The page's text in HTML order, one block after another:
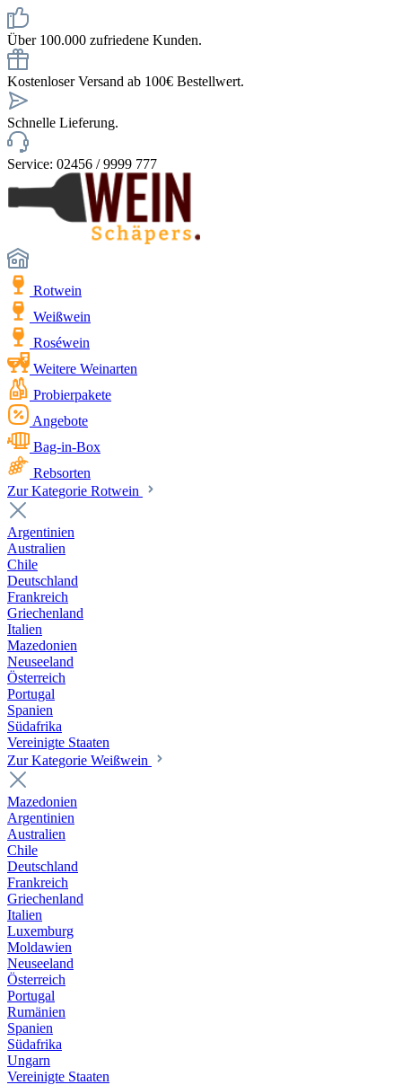
Über 100.000 zufriedene Kunden.
Kostenloser Versand ab 100€ Bestellwert.
Schnelle Lieferung.
Service: 02456 / 9999 777
Rotwein
Weißwein
Roséwein
Weitere Weinarten
Probierpakete
Angebote
Bag-in-Box
Rebsorten
Zur Kategorie Rotwein
Argentinien
Australien
Chile
Deutschland
Frankreich
Griechenland
Italien
Mazedonien
Neuseeland
Österreich
Portugal
Spanien
Südafrika
Vereinigte Staaten
Zur Kategorie Weißwein
Mazedonien
Argentinien
Australien
Chile
Deutschland
Frankreich
Griechenland
Italien
Luxemburg
Moldawien
Neuseeland
Österreich
Portugal
Rumänien
Spanien
Südafrika
Ungarn
Vereinigte Staaten